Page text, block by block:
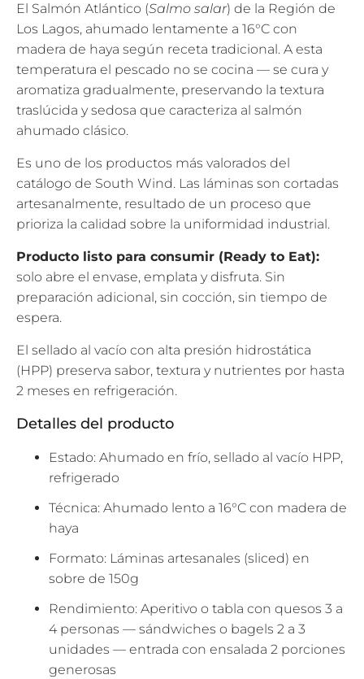
El Salmón Atlántico (Salmo salar) de la Región de
Los Lagos, ahumado lentamente a 16°C con
madera de haya según receta tradicional. A esta
temperatura el pescado no se cocina — se cura y
aromatiza gradualmente, preservando la textura
traslúcida y sedosa que caracteriza al salmón
ahumado clásico.
Es uno de los productos más valorados del
catálogo de South Wind. Las láminas son cortadas
artesanalmente, resultado de un proceso que
prioriza la calidad sobre la uniformidad industrial.
Producto listo para consumir (Ready to Eat):
solo abre el envase, emplata y disfruta. Sin
preparación adicional, sin cocción, sin tiempo de
espera.
El sellado al vacío con alta presión hidrostática
(HPP) preserva sabor, textura y nutrientes por hasta
2 meses en refrigeración.
Detalles del producto
Estado: Ahumado en frío, sellado al vacío HPP,
refrigerado
Técnica: Ahumado lento a 16°C con madera de
haya
Formato: Láminas artesanales (sliced) en
sobre de 150g
Rendimiento: Aperitivo o tabla con quesos 3 a
4 personas — sándwiches o bagels 2 a 3
unidades — entrada con ensalada 2 porciones
generosas